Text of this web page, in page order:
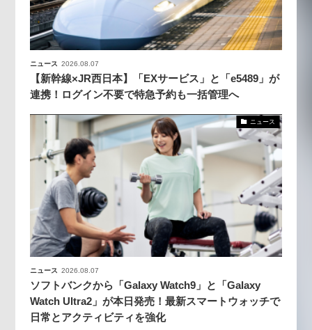
ニュース 2026.08.07
【新幹線×JR西日本】「EXサービス」と「e5489」が
連携！ログイン不要で特急予約も一括管理へ
ニュース
ニュース 2026.08.07
ソフトバンクから「Galaxy Watch9」と「Galaxy
Watch Ultra2」が本日発売！最新スマートウォッチで
日常とアクティビティを強化